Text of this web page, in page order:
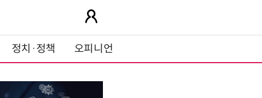
정치·정책 오피니언